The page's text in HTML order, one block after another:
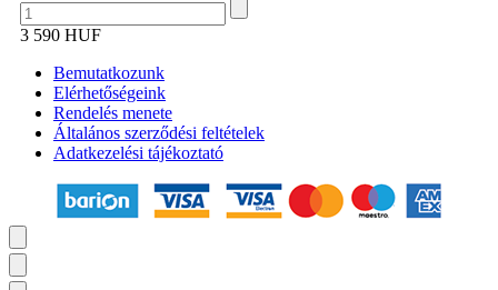
3 590 HUF
Bemutatkozunk
Elérhetőségeink
Rendelés menete
Általános szerződési feltételek
Adatkezelési tájékoztató